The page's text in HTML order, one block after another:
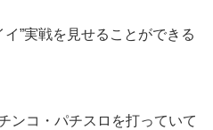
”実戦を見せることができる
ンコ・パチスロを打っていて